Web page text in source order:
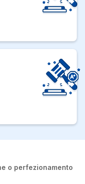
o perfezionamento